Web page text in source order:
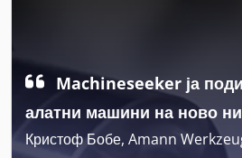
Machineseeker ја
алатни машини на ново
Кристоф Бобе, Amann